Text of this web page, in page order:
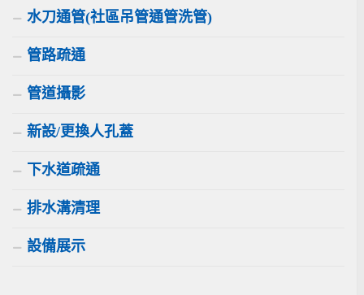
水刀通管(社區吊管通管洗管)
管路疏通
管道攝影
新設/更換人孔蓋
下水道疏通
排水溝清理
設備展示